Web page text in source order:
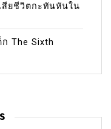
สียชีวิตกะทันหันใน
The Sixth